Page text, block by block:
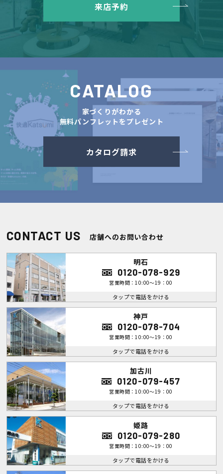
来店予約
CATALOG
家づくりがわかる
無料パンフレットをプレゼント
カタログ請求
CONTACT US 店舗へのお問い合わせ
明石
0120-078-929
営業時間：10:00～19：00
タップで電話をかける
神戸
0120-078-704
営業時間：10:00～19：00
タップで電話をかける
加古川
0120-079-457
営業時間：10:00～19：00
タップで電話をかける
姫路
0120-079-280
営業時間：10:00～19：00
タップで電話をかける